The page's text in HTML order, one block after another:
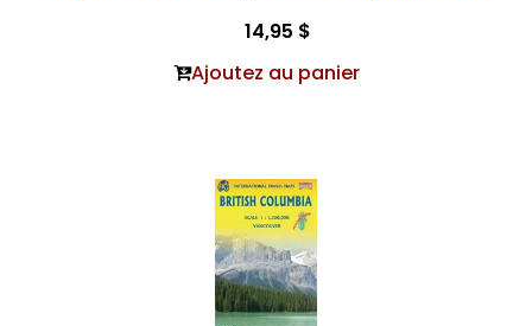
14,95 $
Ajoutez au panier